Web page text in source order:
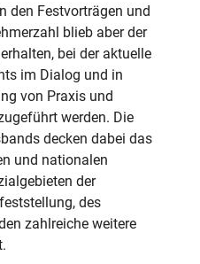
den Festvorträgen und
blieb aber der
bei der aktuelle
im Dialog und in
von Praxis und
werden. Die
decken dabei das
und nationalen
der
des
zahlreiche weitere